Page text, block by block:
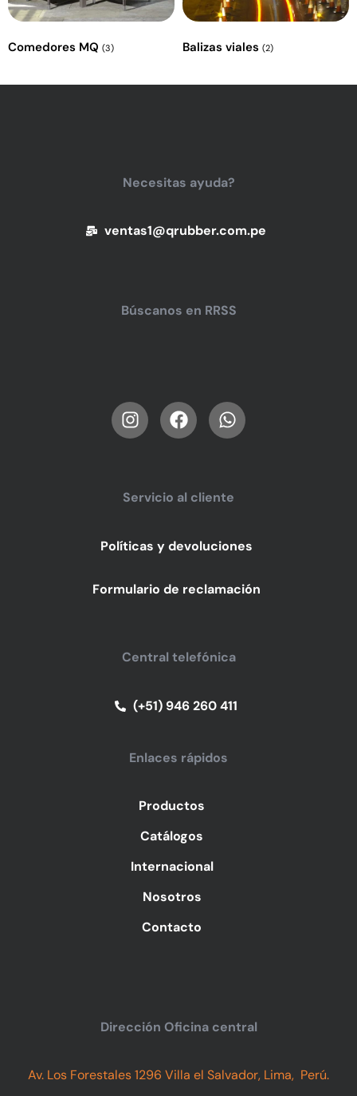
Comedores MQ (3) Balizas viales (2)
Necesitas ayuda?
ventas1@qrubber.com.pe
Búscanos en RRSS
Servicio al cliente
Políticas y devoluciones
Formulario de reclamación
Central telefónica
(+51) 946 260 411
Enlaces rápidos
Productos
Catálogos
Internacional
Nosotros
Contacto
Dirección Oficina central
Av. Los Forestales 1296 Villa el Salvador, Lima, Perú.